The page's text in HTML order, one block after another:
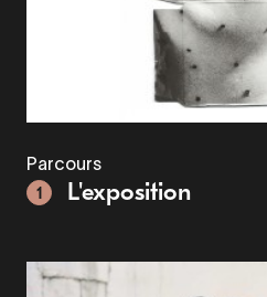
Parcours
1
L'exposition